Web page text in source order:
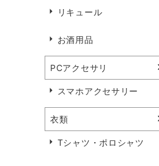
リキュール
お酒用品
PCアクセサリ
スマホアクセサリー
衣類
Tシャツ・ポロシャツ